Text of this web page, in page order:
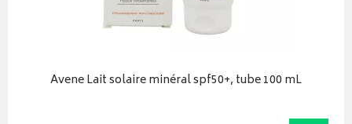
Avene Lait solaire minéral spf50+, tube 100 mL